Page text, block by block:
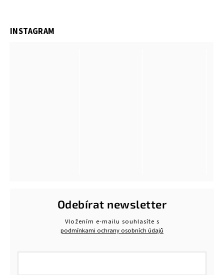
INSTAGRAM
Odebírat newsletter
Vložením e-mailu souhlasíte s
podmínkami ochrany osobních údajů